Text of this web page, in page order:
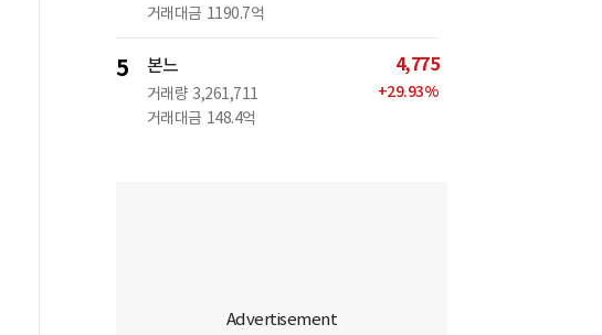
거래대금 1190.7억
5 본느
거래량 3,261,711
거래대금 148.4억
4,775
+29.93%